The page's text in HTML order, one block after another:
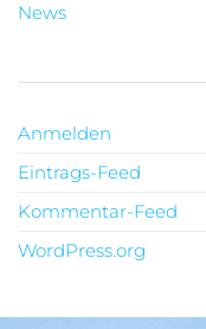
News
Anmelden
Eintrags-Feed
Kommentar-Feed
WordPress.org